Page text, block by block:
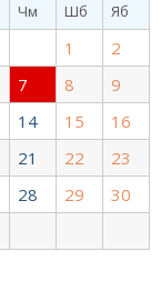
Чм Шб Яб
1
2
7 8
9
14 15
16
21 22
23
28 29
30